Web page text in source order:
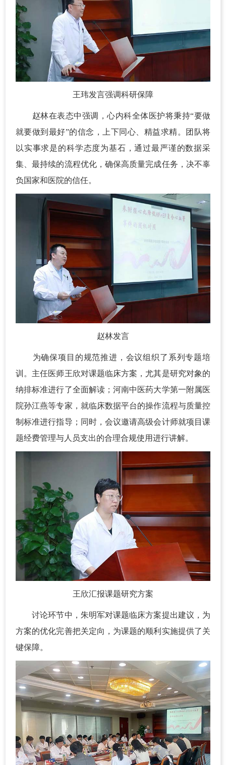
王玮发言强调科研保障
赵林在表态中强调，心内科全体医护将秉持“要做
就要做到最好”的信念，上下同心、精益求精。团队将
以实事求是的科学态度为基石，通过最严谨的数据采
集、最持续的流程优化，确保高质量完成任务，决不辜
负国家和医院的信任。
赵林发言
为确保项目的规范推进，会议组织了系列专题培
训。主任医师王欣对课题临床方案，尤其是研究对象的
纳排标准进行了全面解读；河南中医药大学第一附属医
院孙江燕等专家，就临床数据平台的操作流程与质量控
制标准进行指导；同时，会议邀请高级会计师就项目课
题经费管理与人员支出的合理合规使用进行讲解。
王欣汇报课题研究方案
讨论环节中，朱明军对课题临床方案提出建议，为
方案的优化完善把关定向，为课题的顺利实施提供了关
键保障。